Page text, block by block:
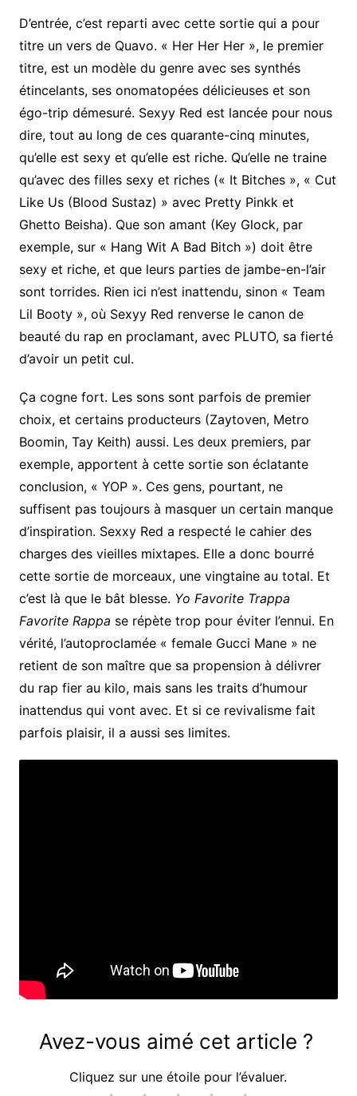
D’entrée, c’est reparti avec cette sortie qui a pour
titre un vers de Quavo. « Her Her Her », le premier
titre, est un modèle du genre avec ses synthés
étincelants, ses onomatopées délicieuses et son
égo-trip démesuré. Sexyy Red est lancée pour nous
dire, tout au long de ces quarante-cinq minutes,
qu’elle est sexy et qu’elle est riche. Qu’elle ne traine
qu’avec des filles sexy et riches (« It Bitches », « Cut
Like Us (Blood Sustaz) » avec Pretty Pinkk et
Ghetto Beisha). Que son amant (Key Glock, par
exemple, sur « Hang Wit A Bad Bitch ») doit être
sexy et riche, et que leurs parties de jambe-en-l’air
sont torrides. Rien ici n’est inattendu, sinon « Team
Lil Booty », où Sexyy Red renverse le canon de
beauté du rap en proclamant, avec PLUTO, sa fierté
d’avoir un petit cul.
Ça cogne fort. Les sons sont parfois de premier
choix, et certains producteurs (Zaytoven, Metro
Boomin, Tay Keith) aussi. Les deux premiers, par
exemple, apportent à cette sortie son éclatante
conclusion, « YOP ». Ces gens, pourtant, ne
suffisent pas toujours à masquer un certain manque
d’inspiration. Sexxy Red a respecté le cahier des
charges des vieilles mixtapes. Elle a donc bourré
cette sortie de morceaux, une vingtaine au total. Et
c’est là que le bât blesse. Yo Favorite Trappa
Favorite Rappa se répète trop pour éviter l’ennui. En
vérité, l’autoproclamée « female Gucci Mane » ne
retient de son maître que sa propension à délivrer
du rap fier au kilo, mais sans les traits d’humour
inattendus qui vont avec. Et si ce revivalisme fait
parfois plaisir, il a aussi ses limites.
Avez-vous aimé cet article ?
Cliquez sur une étoile pour l’évaluer.